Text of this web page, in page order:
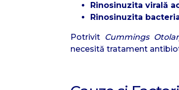
Rinosinuzita virală
Rinosinuzita
Potrivit Cummings
necesită tratament